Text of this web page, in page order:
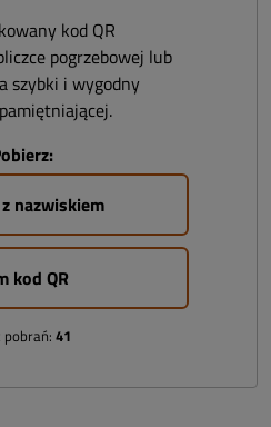
kod QR
pogrzebowej lub
szybki i wygodny
nazwiskiem
kod QR
pobrań: 41